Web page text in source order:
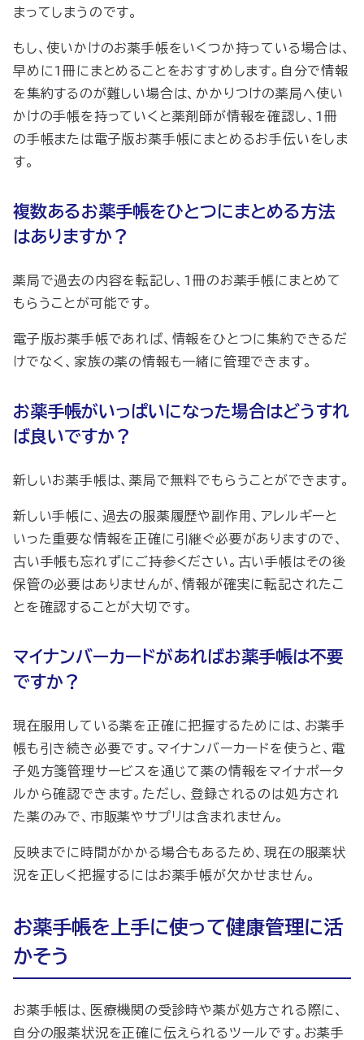
まってしまうのです。
もし、使いかけのお薬手帳をいくつか持っている場合は、
早めに1冊にまとめることをおすすめします。自分で情報
を集約するのが難しい場合は、かかりつけの薬局へ使い
かけの手帳を持っていくと薬剤師が情報を確認し、1冊
の手帳または電子版お薬手帳にまとめるお手伝いをしま
す。
複数あるお薬手帳をひとつにまとめる方法
はありますか？
薬局で過去の内容を転記し、1冊のお薬手帳にまとめて
もらうことが可能です。
電子版お薬手帳であれば、情報をひとつに集約できるだ
けでなく、家族の薬の情報も一緒に管理できます。
お薬手帳がいっぱいになった場合はどうすれ
ば良いですか？
新しいお薬手帳は、薬局で無料でもらうことができます。
新しい手帳に、過去の服薬履歴や副作用、アレルギーと
いった重要な情報を正確に引継ぐ必要がありますので、
古い手帳も忘れずにご持参ください。古い手帳はその後
保管の必要はありませんが、情報が確実に転記されたこ
とを確認することが大切です。
マイナンバーカードがあればお薬手帳は不要
ですか？
現在服用している薬を正確に把握するためには、お薬手
帳も引き続き必要です。マイナンバーカードを使うと、電
子処方箋管理サービスを通じて薬の情報をマイナポータ
ルから確認できます。ただし、登録されるのは処方され
た薬のみで、市販薬やサプリは含まれません。
反映までに時間がかかる場合もあるため、現在の服薬状
況を正しく把握するにはお薬手帳が欠かせません。
お薬手帳を上手に使って健康管理に活
かそう
お薬手帳は、医療機関の受診時や薬が処方される際に、
自分の服薬状況を正確に伝えられるツールです。お薬手